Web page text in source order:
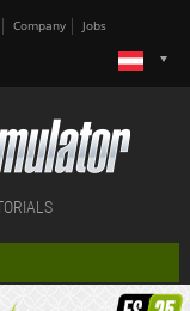
Company Jobs